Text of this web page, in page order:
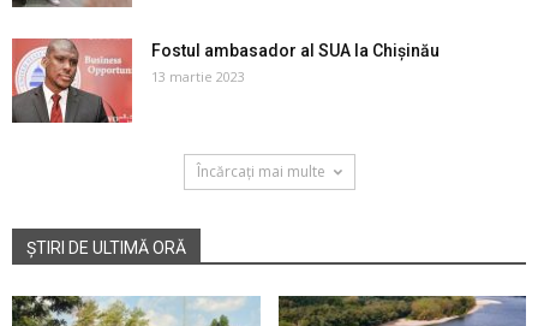
Fostul ambasador al SUA la Chișinău
13 martie 2023
Încărcați mai multe
ȘTIRI DE ULTIMĂ ORĂ